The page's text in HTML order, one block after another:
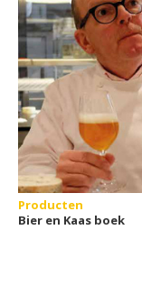
Producten
Bier en Kaas boek